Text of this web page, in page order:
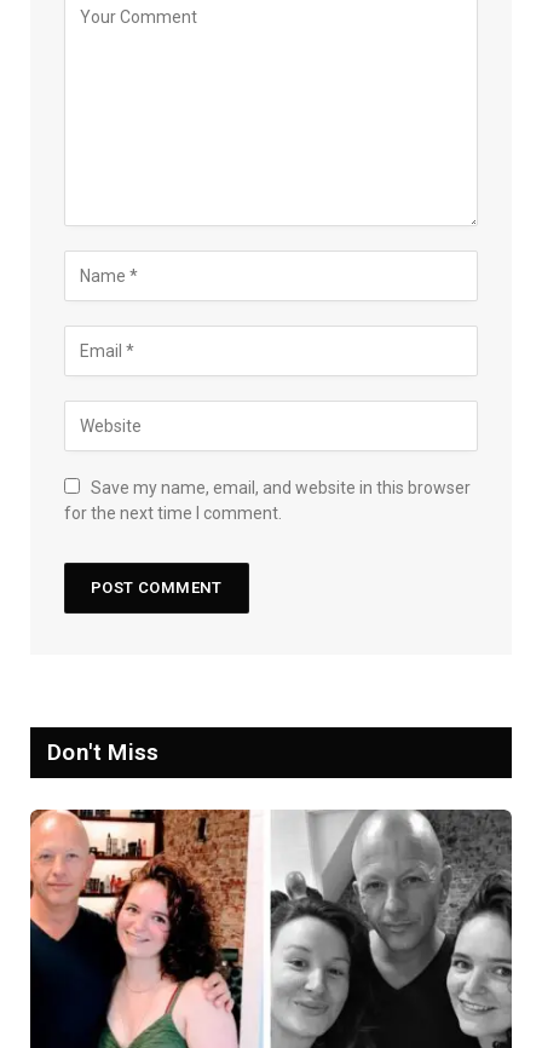
Save my name, email, and website in this browser
for the next time I comment.
Don't Miss